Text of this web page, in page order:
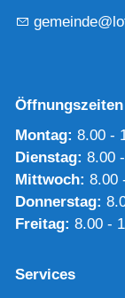
g m nd l
Montag: 8.00 -
Dienstag: 8.00
Mittwoch: 8.00
Donnerstag:
Freitag: 8.00 -
Services